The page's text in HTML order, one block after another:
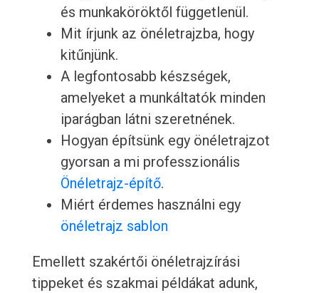
és munkaköröktől függetlenül.
Mit írjunk az önéletrajzba, hogy
kitűnjünk.
A legfontosabb készségek,
amelyeket a munkáltatók minden
iparágban látni szeretnének.
Hogyan építsünk egy önéletrajzot
gyorsan a mi professzionális
Önéletrajz-építő.
Miért érdemes használni egy
önéletrajz sablon
Emellett szakértői önéletrajzírási
tippeket és szakmai példákat adunk,